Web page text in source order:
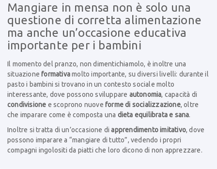
Mangiare in mensa non è solo una
questione di corretta alimentazione
ma anche un’occasione educativa
importante per i bambini
Il momento del pranzo, non dimentichiamolo, è inoltre una
situazioneformativamolto importante, su diversi livelli: durante il
pasto i bambini si trovano in un contesto sociale molto
interessante, dove possono sviluppare autonomia, capacità di
condivisione e scoprono nuoveforme di socializzazione, oltre
che imparare come è composta una dieta equilibrata e sana.
Inoltre si tratta di un’occasione diapprendimento imitativo, dove
possono imparare a “mangiare di tutto”, vedendo i propri
compagni ingolositi da piatti che loro dicono di non apprezzare.